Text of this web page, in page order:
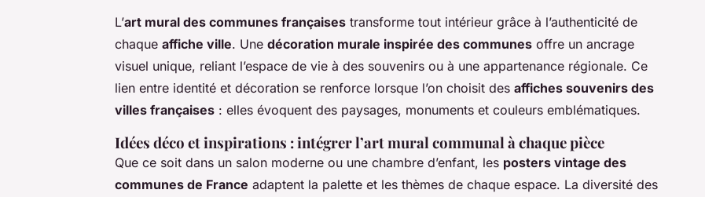
L’art mural des communes françaises transforme tout intérieur grâce à l’authenticité de
chaque affiche ville. Une décoration murale inspirée des communes offre un ancrage
visuel unique, reliant l’espace de vie à des souvenirs ou à une appartenance régionale. Ce
lien entre identité et décoration se renforce lorsque l’on choisit des affiches souvenirs des
villes françaises : elles évoquent des paysages, monuments et couleurs emblématiques.
Idées déco et inspirations : intégrer l’art mural communal à chaque pièce
Que ce soit dans un salon moderne ou une chambre d’enfant, les posters vintage des
communes de France adaptent la palette et les thèmes de chaque espace. La diversité des